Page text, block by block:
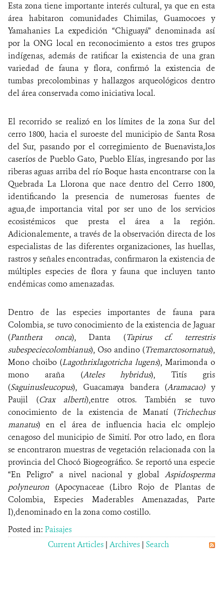
Esta zona tiene importante interés cultural, ya que en esta
área habitaron comunidades Chimilas, Guamocoes y
Yamahanies La expedición “Chiguayá” denominada así
por la ONG local en reconocimiento a estos tres grupos
indígenas, además de ratificar la existencia de una gran
variedad de fauna y flora, confirmó la existencia de
tumbas precolombinas y hallazgos arqueológicos dentro
del área conservada como iniciativa local.
El recorrido se realizó en los límites de la zona Sur del
cerro 1800, hacia el suroeste del municipio de Santa Rosa
del Sur, pasando por el corregimiento de Buenavista,los
caseríos de Pueblo Gato, Pueblo Elías, ingresando por las
riberas aguas arriba del río Boque hasta encontrarse con la
Quebrada La Llorona que nace dentro del Cerro 1800,
identificando la presencia de numerosas fuentes de
agua,de importancia vital por ser uno de los servicios
ecosistémicos que presta el área a la región.
Adicionalemente, a través de la observación directa de los
especialistas de las diferentes organizaciones, las huellas,
rastros y señales encontradas, confirmaron la existencia de
múltiples especies de flora y fauna que incluyen tanto
endémicas como amenazadas.
Dentro de las especies importantes de fauna para
Colombia, se tuvo conocimiento de la existencia de Jaguar
(Panthera onca), Danta (Tapirus cf. terrestris
subespeciecolombianus), Oso andino (Tremarctosornatus),
Mono choibo (Lagothrixlagotricha lugens), Marimonda o
mono araña (Ateles hybridus), Titís gris
(Saguinusleucopus), Guacamaya bandera (Aramacao) y
Paujil (Crax alberti),entre otros. También se tuvo
conocimiento de la existencia de Manatí (Trichechus
manatus) en el área de influencia hacia elc omplejo
cenagoso del municipio de Simití. Por otro lado, en flora
se encontraron muestras de vegetación relacionada con la
provincia del Chocó Biogeográfico. Se reportó una especie
“En Peligro” a nivel nacional y global Aspidosperma
polyneuron (Apocynaceae (Libro Rojo de Plantas de
Colombia, Especies Maderables Amenazadas, Parte
I),denominado en la zona como costillo.
Posted in: Paisajes
Current Articles | Archives | Search